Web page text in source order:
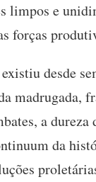
e
forças
desde
madrugada,
a
da